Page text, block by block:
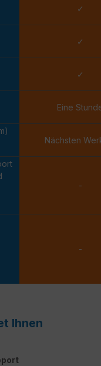
✓
✓
✓
Eine
Nächsten
-
-
Ihnen